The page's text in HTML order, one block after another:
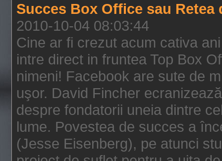
Succes Box Office sau Retea
2010-10-04 08:03:44
Cine ar fi crezut acum cativa
intre direct in fruntea Top Box
nimeni! Facebook are sute de
uşor. David Fincher
despre fondatorii uneia dintre
lume. Povestea de succes a
(Jesse Eisenberg), pe atunci